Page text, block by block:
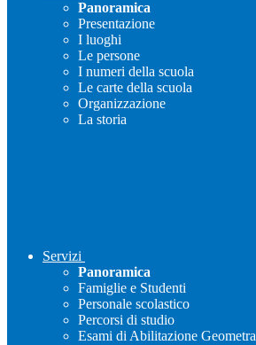
Panoramica
Presentazione
I luoghi
Le persone
I numeri della scuola
Le carte della scuola
Organizzazione
La storia
Servizi
Panoramica
Famiglie e Studenti
Personale scolastico
Percorsi di studio
Esami di Abilitazione Geometra